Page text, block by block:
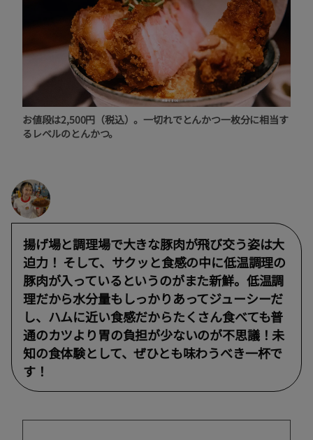
お値段は2,500円（税込）。一切れでとんかつ一枚分に相当す
るレベルのとんかつ。
揚げ場と調理場で大きな豚肉が飛び交う姿は大
迫力！ そして、サクッと食感の中に低温調理の
豚肉が入っているというのがまた新鮮。低温調
理だから水分量もしっかりあってジューシーだ
し、ハムに近い食感だからたくさん食べても普
通のカツより胃の負担が少ないのが不思議！未
知の食体験として、ぜひとも味わうべき一杯で
す！